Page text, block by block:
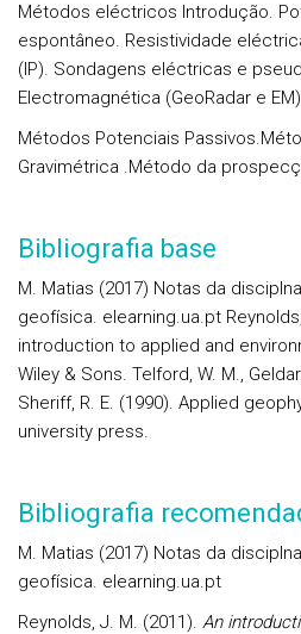
Métodos eléctricos Introdução.
espontâneo. Resistividade
(IP). Sondagens eléctricas e
Electromagnética (GeoRadar e
Métodos Potenciais Passivos
Gravimétrica .Método da
Bibliografia base
M. Matias (2017) Notas da
geofísica. elearning.ua.pt
introduction to applied and
Wiley & Sons. Telford, W. M.,
Sheriff, R. E. (1990). Applied
university press.
Bibliografia
M. Matias (2017) Notas da
geofísica. elearning.ua.pt
Reynolds, J. M. (2011). An